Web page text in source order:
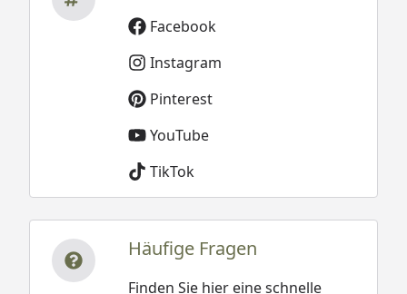
Facebook
Instagram
Pinterest
YouTube
TikTok
Häufige Fragen
Finden Sie hier eine schnelle